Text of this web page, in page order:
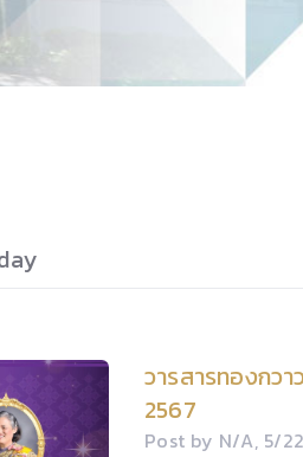
วารสารทองกว
2567
Post by N/A, 5/